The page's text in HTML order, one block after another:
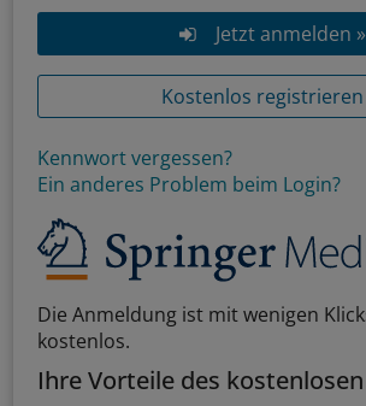
Jetzt anmelden »
Kostenlos registrieren
Kennwort vergessen?
Ein anderes Problem beim Login?
Die Anmeldung ist mit wenigen
kostenlos.
Ihre Vorteile des